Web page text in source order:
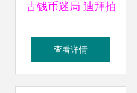
古钱币迷局 迪拜拍
卖的3秒教训——
查看详情